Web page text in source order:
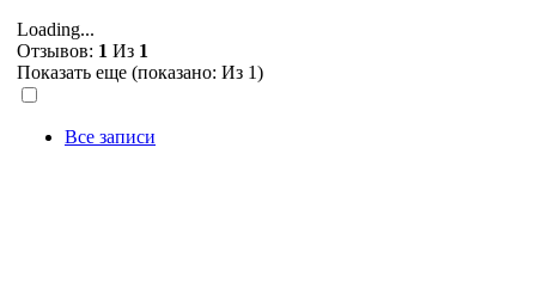
Loading...
Отзывов: 1 Из 1
Показать еще (показано: Из 1)
Все записи